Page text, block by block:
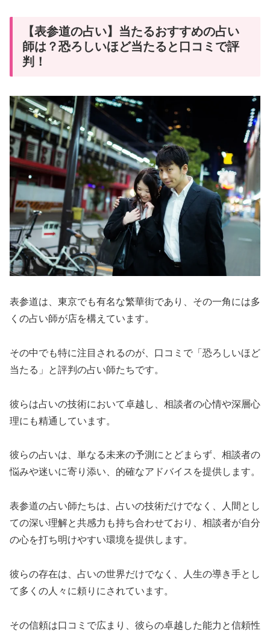
【表参道の占い】当たるおすすめの占い
師は？恐ろしいほど当たると口コミで評
判！
表参道は、東京でも有名な繁華街であり、その一角には多
くの占い師が店を構えています。
その中でも特に注目されるのが、口コミで「恐ろしいほど
当たる」と評判の占い師たちです。
彼らは占いの技術において卓越し、相談者の心情や深層心
理にも精通しています。
彼らの占いは、単なる未来の予測にとどまらず、相談者の
悩みや迷いに寄り添い、的確なアドバイスを提供します。
表参道の占い師たちは、占いの技術だけでなく、人間とし
ての深い理解と共感力も持ち合わせており、相談者が自分
の心を打ち明けやすい環境を提供します。
彼らの存在は、占いの世界だけでなく、人生の導き手とし
て多くの人々に頼りにされています。
その信頼は口コミで広まり、彼らの卓越した能力と信頼性